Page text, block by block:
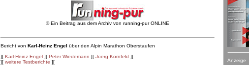
©Ein Beitrag aus dem Archiv von running-pur ONLINE
Bericht von Karl-Heinz Engel über den Alpin Marathon Oberstaufen
][ Karl-Heinz Engel ][ Peter Wiedemann ][ Joerg Kornfeld ][
][ weitere Testberichte ][ Anzeige